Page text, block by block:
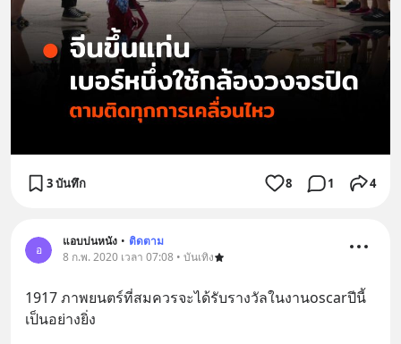
3 บันทึก 8 1 4
อ
แอบบ่นหนัง • ติดตาม
8 ก.พ. 2020 เวลา 07:08 • บันเทิง
1917 ภาพยนตร์ที่สมควรจะได้รับรางวัลในงานoscarปีนี้
เป็นอย่างยิ่ง